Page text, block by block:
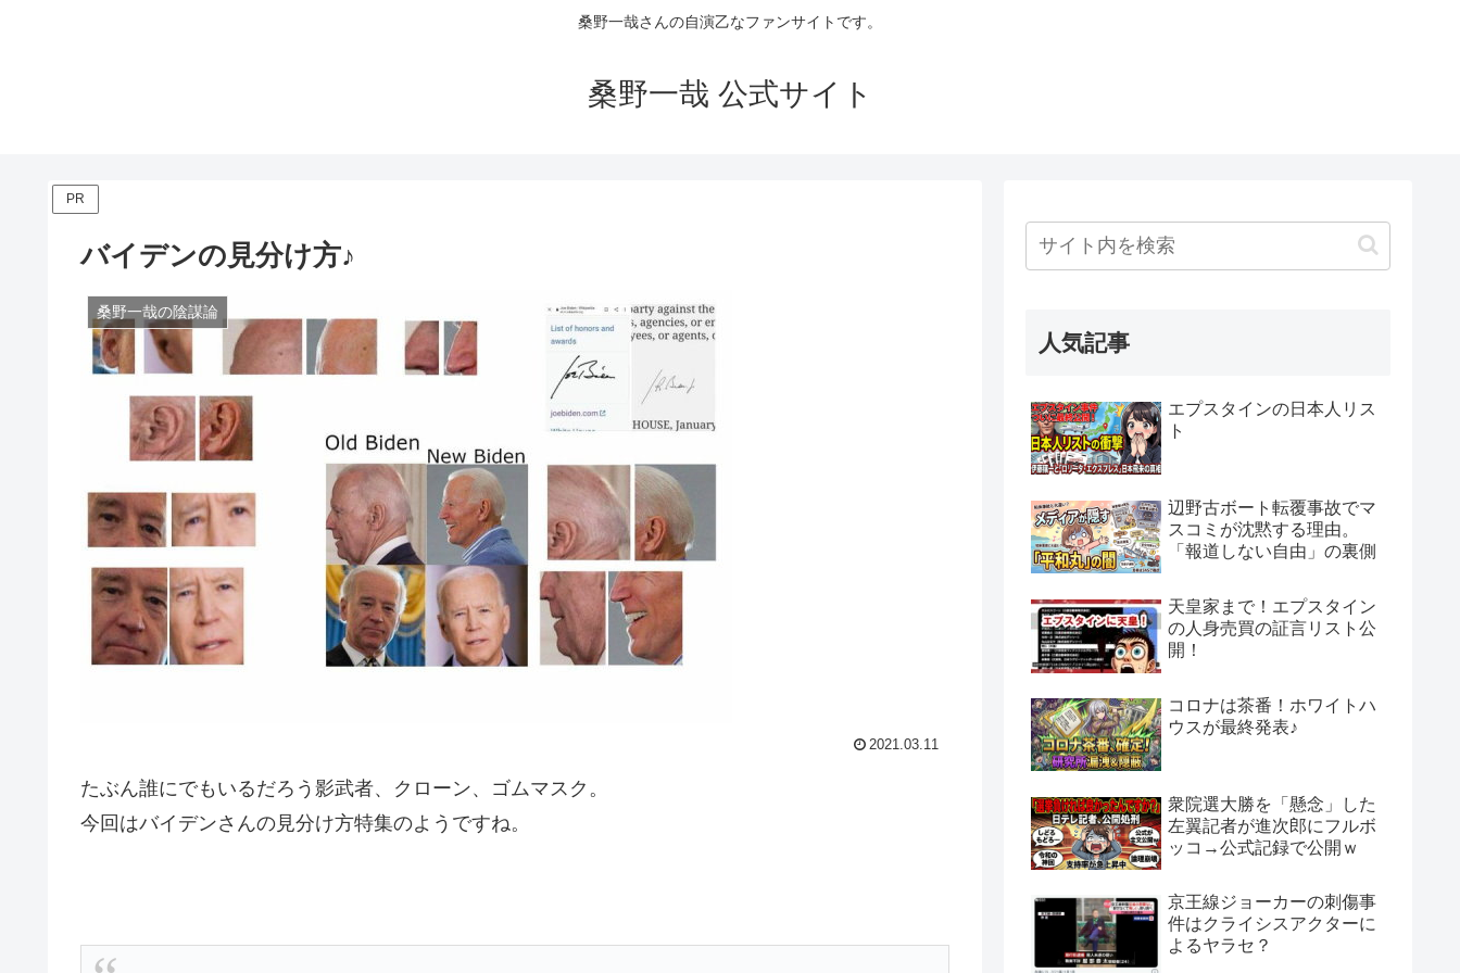
桑野一哉さんの自演乙なファンサイトです。
桑野一哉 公式サイト
PR
バイデンの見分け方♪
桑野一哉の陰謀論
2021.03.11
たぶん誰にでもいるだろう影武者、クローン、ゴムマスク。
今回はバイデンさんの見分け方特集のようですね。
人気記事
エプスタインの日本人リス
ト
辺野古ボート転覆事故でマ
スコミが沈黙する理由。
「報道しない自由」の裏側
天皇家まで！エプスタイン
の人身売買の証言リスト公
開！
コロナは茶番！ホワイトハ
ウスが最終発表♪
衆院選大勝を「懸念」した
左翼記者が進次郎にフルボ
ッコ→公式記録で公開ｗ
京王線ジョーカーの刺傷事
件はクライシスアクターに
よるヤラセ？